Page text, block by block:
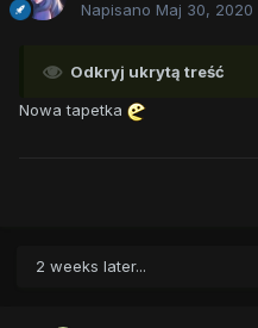
Napisano Maj 30, 2020
Odkryj ukrytą treść
Nowa tapetka
2 weeks later...